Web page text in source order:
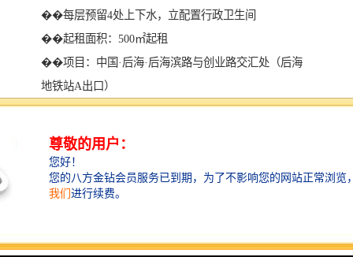
��每层预留4处上下水，立配置行政卫生间
��起租面积：500㎡起租
��项目：中国·后海·后海滨路与创业路交汇处（后海
地铁站A出口）
��导航：海信南方大厦